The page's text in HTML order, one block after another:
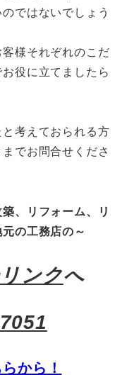
ではないでしょう
様それぞれのこだ
役に立てましたら
考えておられる方
でお問合せくださ
、リフォーム、リ
の工務店の～
ンクへ
から！